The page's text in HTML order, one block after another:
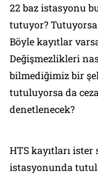
22 baz istasyonu
tutuyor?
Böyle kayıtlar
Değişmezlikleri
bilmediğimiz bir
tutuluyorsa da
denetlenecek?
HTS kayıtları
istasyonunda